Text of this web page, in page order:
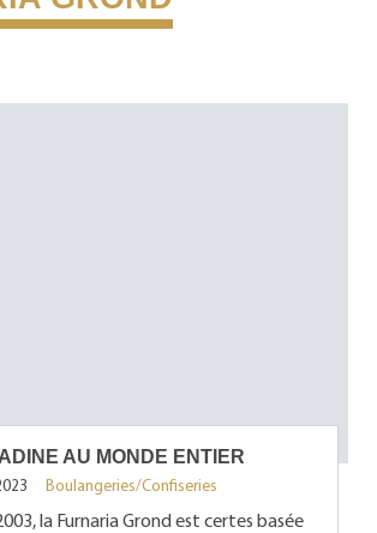
AU MONDE ENTIER
Boulangeries/Confiseries
la Furnaria Grond est certes basée